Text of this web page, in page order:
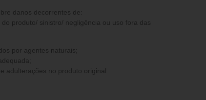
danos decorrentes de:
produto/ sinistro/ negligência ou uso fora das
por agentes naturais;
adulterações no produto original